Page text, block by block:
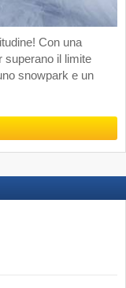
Con una
superano il limite
snowpark e un